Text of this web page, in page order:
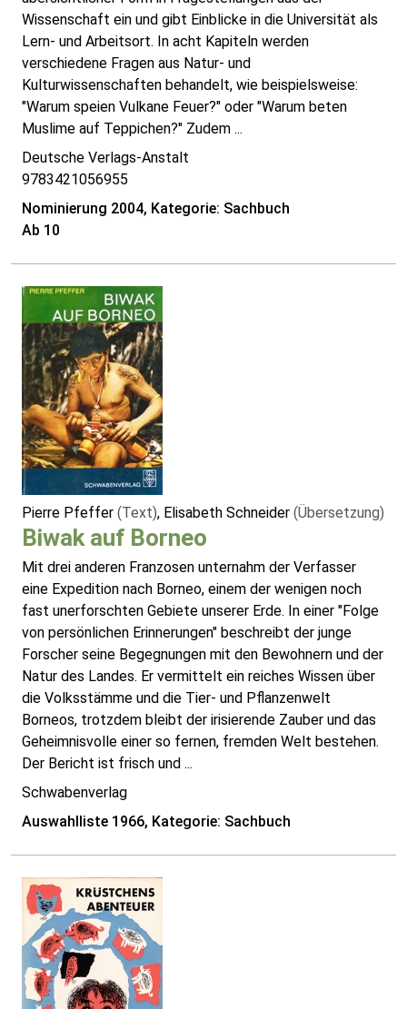
Wissenschaft ein und gibt Einblicke in die Universität als
Lern- und Arbeitsort. In acht Kapiteln werden
verschiedene Fragen aus Natur- und
Kulturwissenschaften behandelt, wie beispielsweise:
"Warum speien Vulkane Feuer?" oder "Warum beten
Muslime auf Teppichen?" Zudem ...
Deutsche Verlags-Anstalt
9783421056955
Nominierung 2004, Kategorie: Sachbuch
Ab 10
Pierre Pfeffer (Text), Elisabeth Schneider (Übersetzung)
Biwak auf Borneo
Mit drei anderen Franzosen unternahm der Verfasser
eine Expedition nach Borneo, einem der wenigen noch
fast unerforschten Gebiete unserer Erde. In einer "Folge
von persönlichen Erinnerungen" beschreibt der junge
Forscher seine Begegnungen mit den Bewohnern und der
Natur des Landes. Er vermittelt ein reiches Wissen über
die Volksstämme und die Tier- und Pflanzenwelt
Borneos, trotzdem bleibt der irisierende Zauber und das
Geheimnisvolle einer so fernen, fremden Welt bestehen.
Der Bericht ist frisch und ...
Schwabenverlag
Auswahlliste 1966, Kategorie: Sachbuch